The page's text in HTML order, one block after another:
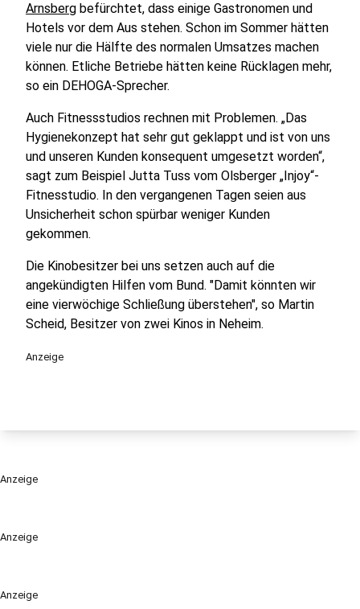
Anzeige
Anzeige
Arnsberg befürchtet, dass einige Gastronomen und
Hotels vor dem Aus stehen. Schon im Sommer hätten
viele nur die Hälfte des normalen Umsatzes machen
können. Etliche Betriebe hätten keine Rücklagen mehr,
so ein DEHOGA-Sprecher.
Auch Fitnessstudios rechnen mit Problemen. „Das
Hygienekonzept hat sehr gut geklappt und ist von uns
und unseren Kunden konsequent umgesetzt worden“,
sagt zum Beispiel Jutta Tuss vom Olsberger „Injoy“-
Fitnesstudio. In den vergangenen Tagen seien aus
Unsicherheit schon spürbar weniger Kunden
gekommen.
Die Kinobesitzer bei uns setzen auch auf die
angekündigten Hilfen vom Bund. "Damit könnten wir
eine vierwöchige Schließung überstehen", so Martin
Scheid, Besitzer von zwei Kinos in Neheim.
Anzeige
Anzeige